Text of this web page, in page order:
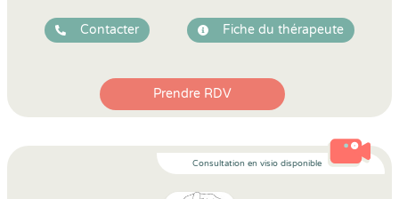
Contacter Fiche du thérapeute
Prendre RDV
Consultation en visio disponible